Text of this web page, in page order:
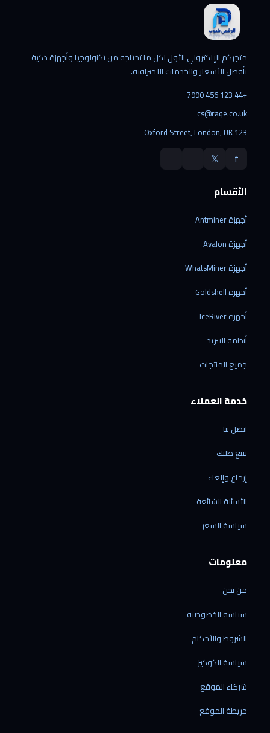
متجركم الإلكتروني الأول لكل ما تحتاجه من تكنولوجيا وأجهزة ذكية
بأفضل الأسعار والخدمات الاحترافية.
+44 123 456 7990
cs@raqe.co.uk
123 Oxford Street, London, UK
f
𝕏
الأقسام
أجهزة Antminer
أجهزة Avalon
أجهزة WhatsMiner
أجهزة Goldshell
أجهزة IceRiver
أنظمة التبريد
جميع المنتجات
خدمة العملاء
اتصل بنا
تتبع طلبك
إرجاع وإلغاء
الأسئلة الشائعة
سياسة السعر
معلومات
من نحن
سياسة الخصوصية
الشروط والأحكام
سياسة الكوكيز
شركاء الموقع
خريطة الموقع